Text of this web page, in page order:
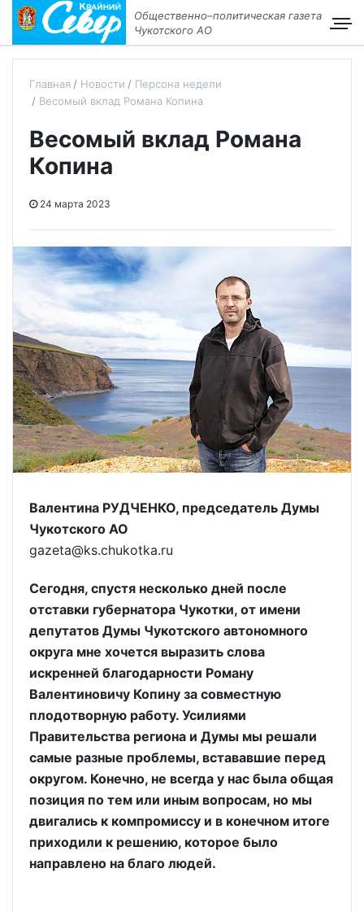
Общественно–политическая газета
Чукотского АО
Главная Новости
Персона недели
Весомый вклад Романа Копина
Весомый вклад Романа
Копина
24 марта 2023
Валентина РУДЧЕНКО, председатель Думы
Чукотского АО
gazeta@ks.chukotka.ru
Сегодня, спустя несколько дней после
отставки губернатора Чукотки, от имени
депутатов Думы Чукотского автономного
округа мне хочется выразить слова
искренней благодарности Роману
Валентиновичу Копину за совместную
плодотворную работу. Усилиями
Правительства региона и Думы мы решали
самые разные проблемы, встававшие перед
округом. Конечно, не всегда у нас была общая
позиция по тем или иным вопросам, но мы
двигались к компромиссу и в конечном итоге
приходили к решению, которое было
направлено на благо людей.